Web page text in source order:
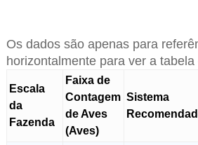
Os dados são apenas para
horizontalmente para ver a tabela
Escala
da
Fazenda
Faixa de
Contagem
de Aves
(Aves)
Sistema